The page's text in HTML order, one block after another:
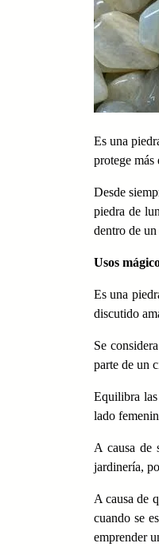
Es una
protege más
Desde
piedra de
dentro de
Usos
Es una
discutido
Se
parte de un
Equilibra
lado
A causa de
jardinería,
A causa de
cuando se
emprender